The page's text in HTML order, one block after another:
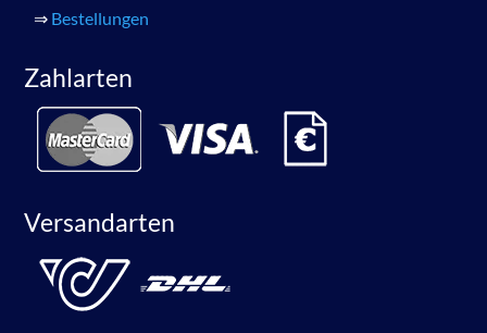
⇒ Bestellungen
Zahlarten
Versandarten